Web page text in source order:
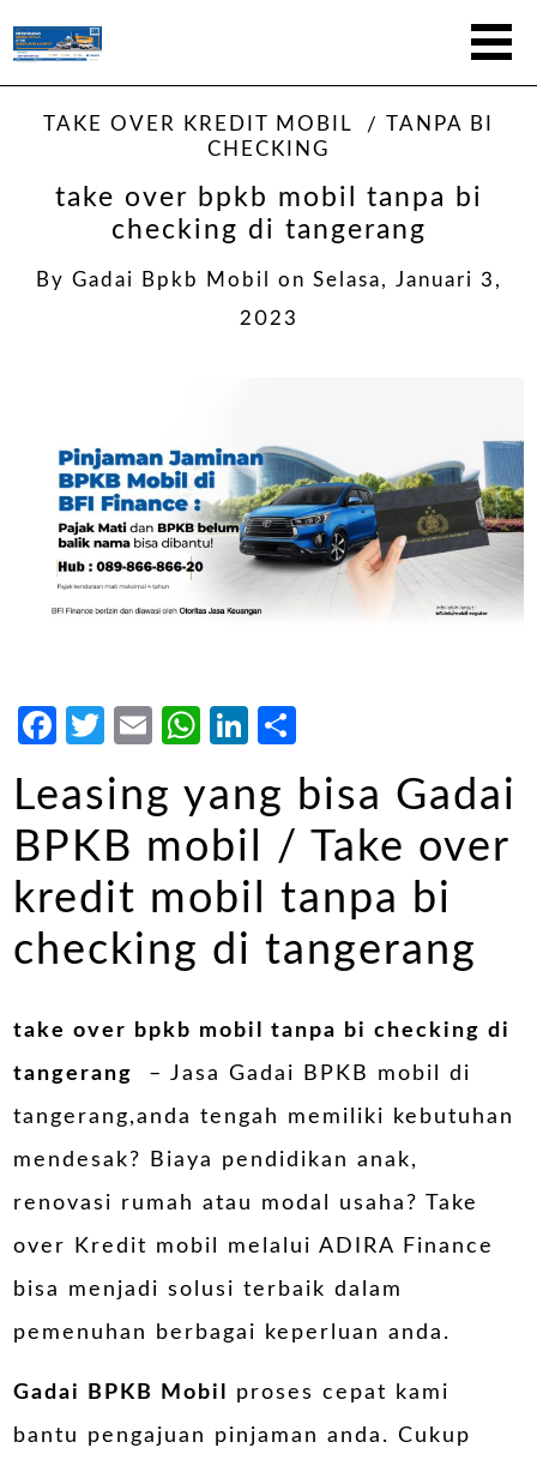
TAKE OVER KREDIT MOBIL
TANPA BI
CHECKING
take over bpkb mobil tanpa bi
checking di tangerang
By Gadai Bpkb Mobil on Selasa, Januari 3,
2023
Facebook
Twitter
EmailWhatsApp
LinkedIn
Leasing yang bisa Gadai
BPKB mobil / Take over
kredit mobil tanpa bi
checking di tangerang
take over bpkb mobil tanpa bi checking di
tangerang
– Jasa Gadai BPKB mobil di
tangerang,anda tengah memiliki kebutuhan
mendesak? Biaya pendidikan anak,
renovasi rumah atau modal usaha? Take
over Kredit mobil melalui ADIRA Finance
bisa menjadi solusi terbaik dalam
pemenuhan berbagai keperluan anda.
Gadai BPKB Mobil
proses cepat kami
bantu pengajuan pinjaman anda. Cukup